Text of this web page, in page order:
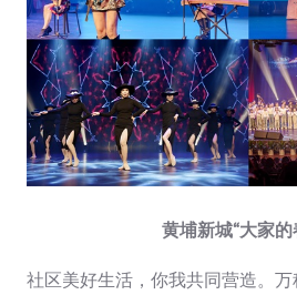
黄埔新城“大家的
社区美好生活，你我共同营造。